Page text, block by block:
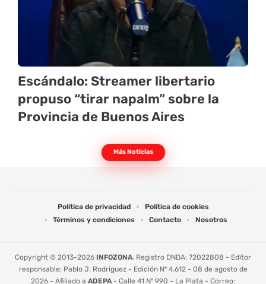
Escándalo: Streamer libertario
propuso “tirar napalm” sobre la
Provincia de Buenos Aires
Más Noticias
Política de privacidad
Política de cookies
Términos y condiciones
Contacto Nosotros
Copyright © 2013-2026 INFOZONA. Registro DNDA: 72022808 - Editor
responsable: Pablo J. Rodriguez - Edición Nº 4.612 - 08 de agosto de
2026 - Afiliado a ADEPA - Calle 41 Nº 990 - La Plata - Correo: